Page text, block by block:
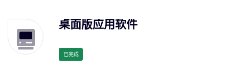
桌面版应用软件
已完成